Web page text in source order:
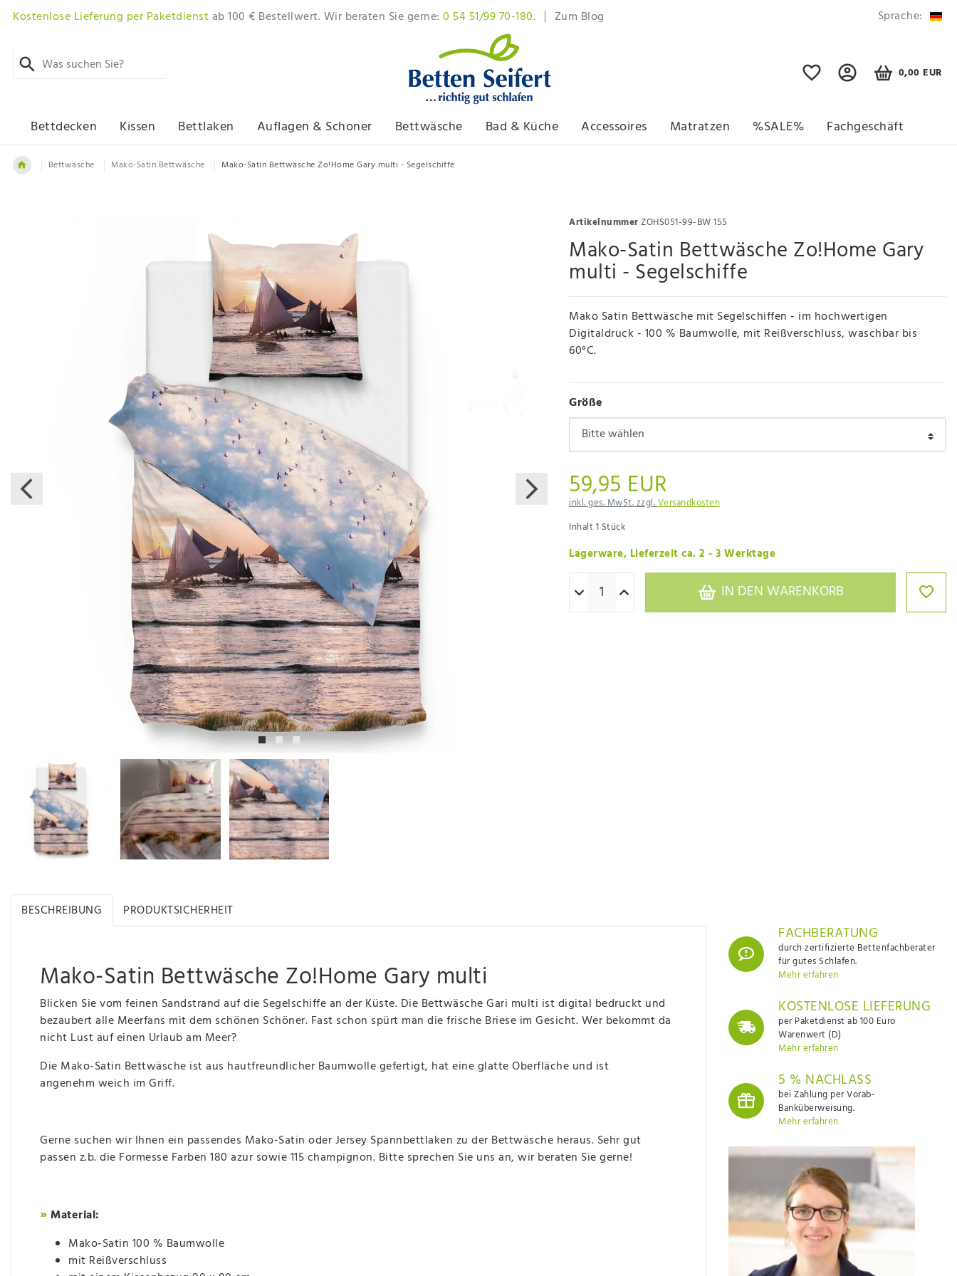
Zum Blog
Kostenlose Lieferung per Paketdienstab 100 € Bestellwert. Wir beraten Sie gerne: 0 54 51/99 70-180. Sprache:
0,00 EUR
Bettdecken Kissen Bettlaken Auflagen & Schoner Bettwäsche Bad & Küche Accessoires Matratzen %SALE% Fachgeschäft
Bettwäsche Mako-Satin Bettwäsche Mako-Satin Bettwäsche Zo!Home Gary multi - Segelschiffe
ArtikelnummerZOHS051-99-BW 155
Mako-Satin Bettwäsche Zo!Home Gary
multi - Segelschiffe
Mako Satin Bettwäsche mit Segelschiffen - im hochwertigen
Digitaldruck - 100 % Baumwolle, mit Reißverschluss, waschbar bis
60°C.
Größe
59,95 EUR
inkl. ges. MwSt. zzgl.Versandkosten
Inhalt1 Stück
Lagerware, Lieferzeit ca. 2 - 3 Werktage
IN DEN WARENKORB
BESCHREIBUNG PRODUKTSICHERHEIT
Mako-Satin Bettwäsche Zo!Home Gary multi
Blicken Sie vom feinen Sandstrand auf die Segelschiffe an der Küste. Die Bettwäsche Gari multi ist digital bedruckt und
bezaubert alle Meerfans mit dem schönen Schöner. Fast schon spürt man die frische Briese im Gesicht. Wer bekommt da
nicht Lust auf einen Urlaub am Meer?
Die Mako-Satin Bettwäsche ist aus hautfreundlicher Baumwolle gefertigt, hat eine glatte Oberfläche und ist
angenehm weich im Griff.
Gerne suchen wir Ihnen ein passendes Mako-Satin oder Jersey Spannbettlaken zu der Bettwäsche heraus. Sehr gut
passen z.b. die Formesse Farben 180 azur sowie 115 champignon. Bitte sprechen Sie uns an, wir beraten Sie gerne!
»Material:
Mako-Satin 100 % Baumwolle
mit Reißverschluss
FACHBERATUNG
durch zertifizierte Bettenfachberater
für gutes Schlafen.
Mehr erfahren
KOSTENLOSE LIEFERUNG
per Paketdienst ab 100 Euro
Warenwert (D)
Mehr erfahren
5 % NACHLASS
bei Zahlung per Vorab-
Banküberweisung.
Mehr erfahren